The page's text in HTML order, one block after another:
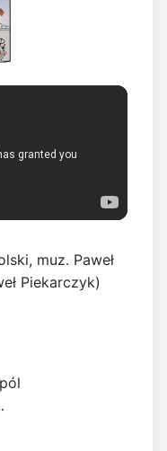
muz. Paweł
Piekarczyk)